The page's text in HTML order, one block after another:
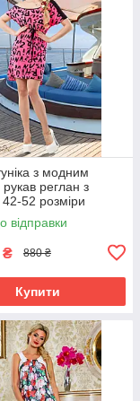
з модним
реглан з
52 розміри
відправки
₴ 880 ₴
Купити